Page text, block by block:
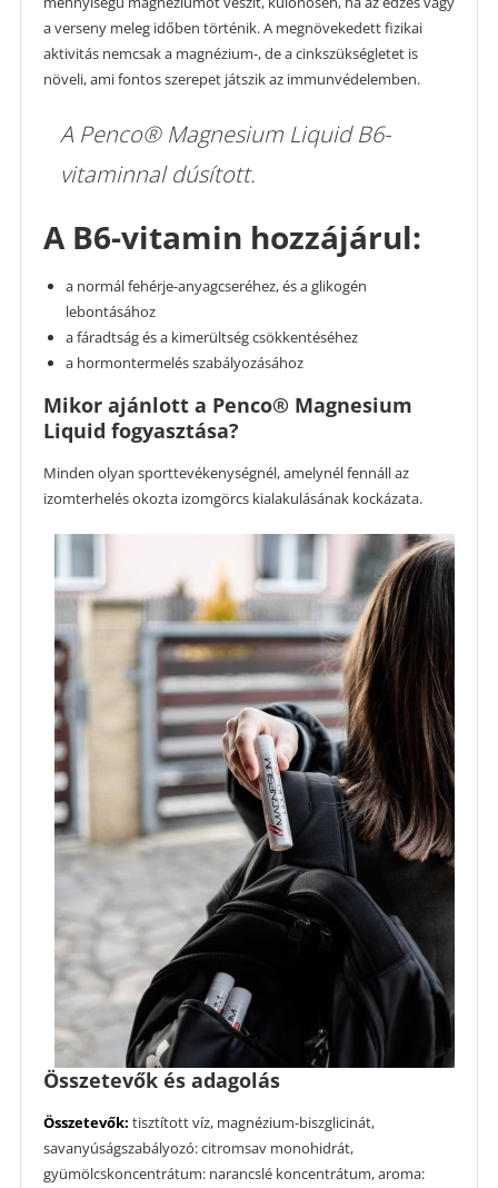
a verseny meleg időben történik. A megnövekedett fizikai
aktivitás nemcsak a magnézium-, de a cinkszükségletet is
növeli, ami fontos szerepet játszik az immunvédelemben.
A Penco® Magnesium Liquid B6-
vitaminnal dúsított.
A B6-vitamin hozzájárul:
a normál fehérje-anyagcseréhez, és a glikogén
lebontásához
a fáradtság és a kimerültség csökkentéséhez
a hormontermelés szabályozásához
Mikor ajánlott a Penco® Magnesium
Liquid fogyasztása?
Minden olyan sporttevékenységnél, amelynél fennáll az
izomterhelés okozta izomgörcs kialakulásának kockázata.
Összetevők és adagolás
Összetevők: tisztított víz, magnézium-biszglicinát,
savanyúságszabályozó: citromsav monohidrát,
gyümölcskoncentrátum: narancslé koncentrátum, aroma: